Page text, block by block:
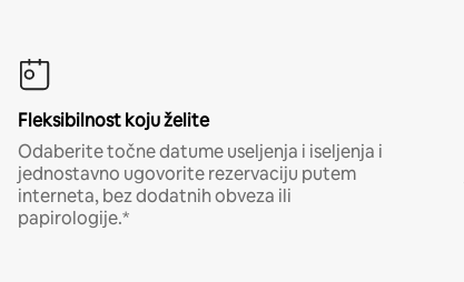
Fleksibilnost koju želite
Odaberite točne datume useljenja i iseljenja i
jednostavno ugovorite rezervaciju putem
interneta, bez dodatnih obveza ili
papirologije.*